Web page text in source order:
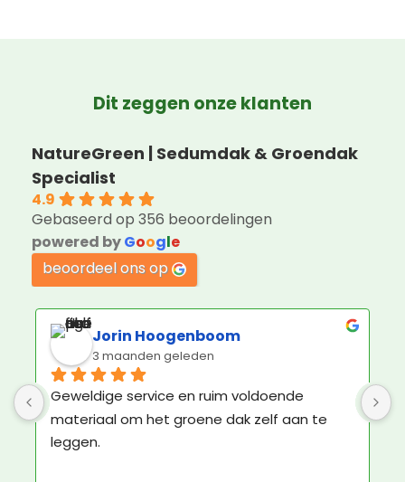
Dit zeggen onze klanten
NatureGreen | Sedumdak & Groendak
Specialist
4.9
Gebaseerd op 356 beoordelingen
powered byGoogle
beoordeel ons op
Julie Schwerzel
4 maanden geleden
Kruidentuintje besteld. Niet op dak, maar op
betonpad. Ziet er prima uit. Contact met
Nature Green ook plezierig. De bezorger was